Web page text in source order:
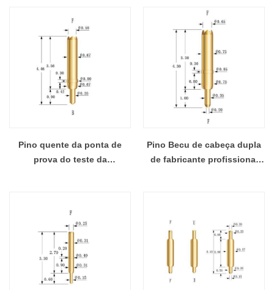
Pino quente da ponta de
prova do teste da
Pino Becu de cabeça dupla
de fabricante profissional